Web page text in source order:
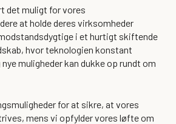
det muligt for vores
at holde deres virksomheder
i et hurtigt skiftende
hvor teknologien konstant
muligheder kan dukke op rundt om
for at sikre, at vores
mens vi opfylder vores løfte om